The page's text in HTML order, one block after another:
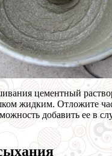
цементный
жидким. Отложите
добавить ее в